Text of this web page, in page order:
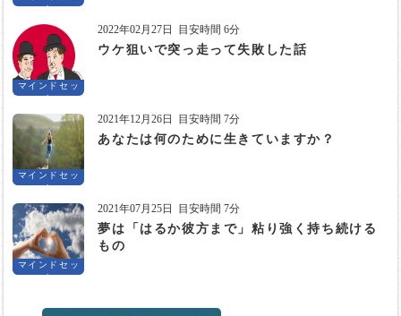
ト
マインドセッ
ト
2022年02月27日 目安時間 6分
ウケ狙いで突っ走って失敗した話
マインドセッ
ト
2021年12月26日 目安時間 7分
あなたは何のために生きていますか？
マインドセッ
ト
2021年07月25日 目安時間 7分
夢は「はるか彼方まで」粘り強く持ち続ける
もの